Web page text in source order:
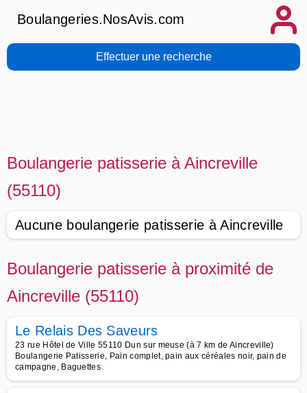
Boulangeries.NosAvis.com
Effectuer une recherche
Boulangerie patisserie à Aincreville
(55110)
Aucune boulangerie patisserie à Aincreville
Boulangerie patisserie à proximité de
Aincreville (55110)
Le Relais Des Saveurs
23 rue Hôtel de Ville 55110 Dun sur meuse (à 7 km de Aincreville)
Boulangerie Patisserie, Pain complet, pain aux céréales noir, pain de
campagne, Baguettes